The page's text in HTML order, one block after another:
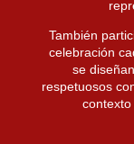
También
celebración
se
respetuosos